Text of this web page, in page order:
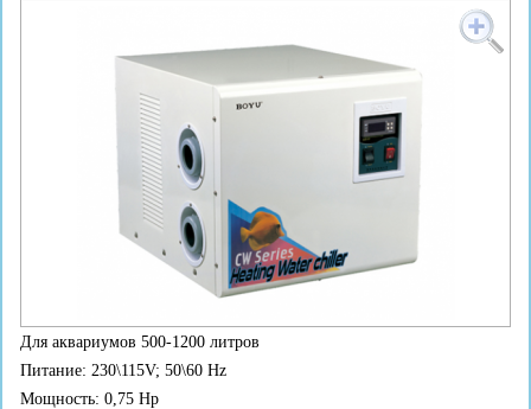
Для аквариумов 500-1200 литров
Питание: 230\115V; 50\60 Hz
Мощность: 0,75 Нр